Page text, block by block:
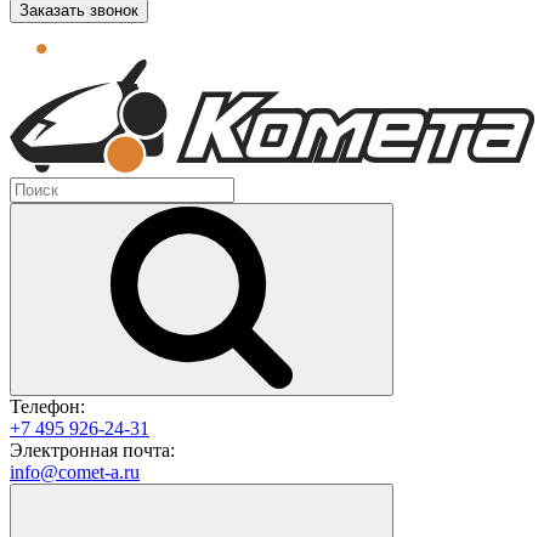
Заказать звонок
Телефон:
+7 495 926-24-31
Электронная почта:
info@comet-a.ru